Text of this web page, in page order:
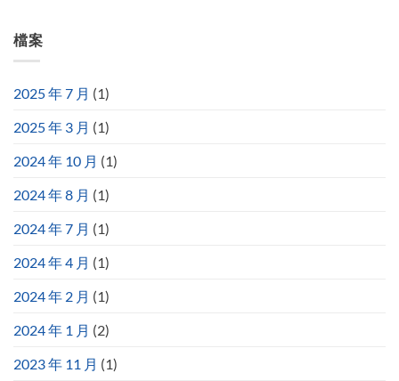
檔案
2025 年 7 月 (1)
2025 年 3 月 (1)
2024 年 10 月 (1)
2024 年 8 月 (1)
2024 年 7 月 (1)
2024 年 4 月 (1)
2024 年 2 月 (1)
2024 年 1 月 (2)
2023 年 11 月 (1)